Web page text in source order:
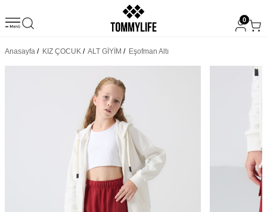
0
Anasayfa / KIZ ÇOCUK / ALT GİYİM / Eşofman Altı